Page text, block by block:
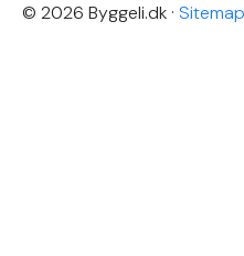
© 2026 Byggeli.dk · Sitemap